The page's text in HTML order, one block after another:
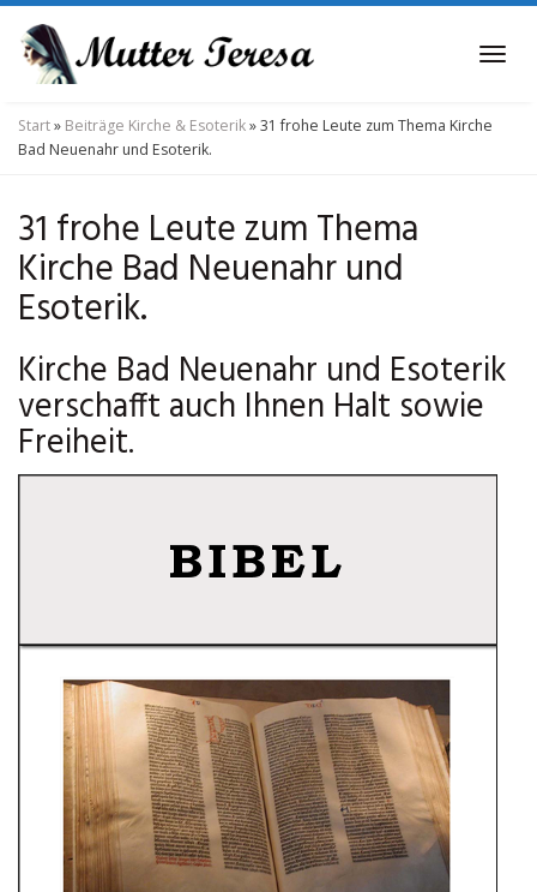
Skip
main
content
Start» Beiträge Kirche & Esoterik»31 frohe Leute zum Thema Kirche
Bad Neuenahr und Esoterik.
31 frohe Leute zum Thema
Kirche Bad Neuenahr und
Esoterik.
Kirche Bad Neuenahr und Esoterik
verschafft auch Ihnen Halt sowie
Freiheit.